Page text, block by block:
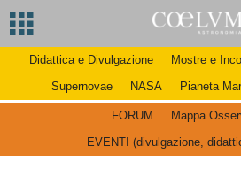
Didattica e Divulgazione Mostre e
Supernovae
NASA Pianeta
FORUM
Mappa
EVENTI (divulgazione,